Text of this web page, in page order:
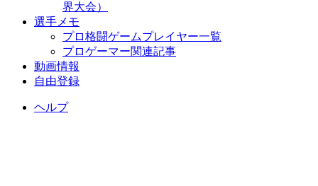
界大会）
選手メモ
プロ格闘ゲームプレイヤー一覧
プロゲーマー関連記事
動画情報
自由登録
ヘルプ